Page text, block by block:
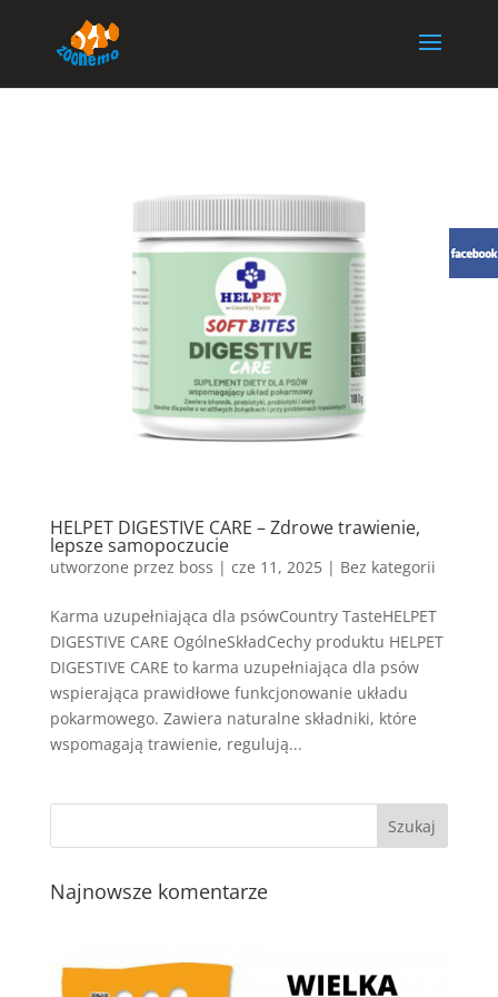
HELPET DIGESTIVE CARE – Zdrowe trawienie,
lepsze samopoczucie
utworzone przez boss | cze 11, 2025| Bez kategorii
Karma uzupełniająca dla psówCountry TasteHELPET
DIGESTIVE CARE OgólneSkładCechy produktu HELPET
DIGESTIVE CARE to karma uzupełniająca dla psów
wspierająca prawidłowe funkcjonowanie układu
pokarmowego. Zawiera naturalne składniki, które
wspomagają trawienie, regulują...
Najnowsze komentarze